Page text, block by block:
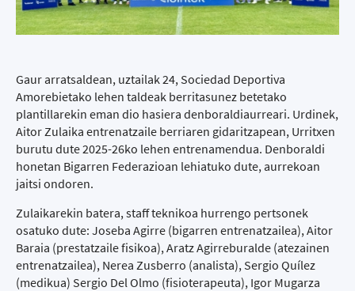
Gaur arratsaldean, uztailak 24, Sociedad Deportiva
Amorebietako lehen taldeak berritasunez betetako
plantillarekin eman dio hasiera denboraldiaurreari. Urdinek,
Aitor Zulaika entrenatzaile berriaren gidaritzapean, Urritxen
burutu dute 2025-26ko lehen entrenamendua. Denboraldi
honetan Bigarren Federazioan lehiatuko dute, aurrekoan
jaitsi ondoren.
Zulaikarekin batera, staff teknikoa hurrengo pertsonek
osatuko dute: Joseba Agirre (bigarren entrenatzailea), Aitor
Baraia (prestatzaile fisikoa), Aratz Agirreburalde (atezainen
entrenatzailea), Nerea Zusberro (analista), Sergio Quílez
(medikua) Sergio Del Olmo (fisioterapeuta), Igor Mugarza